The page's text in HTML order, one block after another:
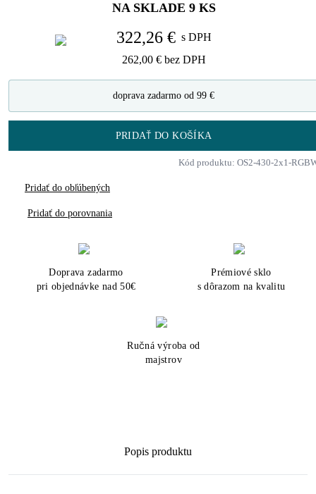
NA SKLADE 9 KS
322,26 € s DPH
262,00 € bez DPH
doprava zadarmo od 99 €
PRIDAŤ DO KOŠÍKA
Kód produktu: OS2-430-2x1-
Pridať do obľúbených
Pridať do porovnania
Doprava zadarmo
pri objednávke nad 50€
Prémiové sklo
s dôrazom na kvalitu
Ručná výroba od
majstrov
Popis produktu